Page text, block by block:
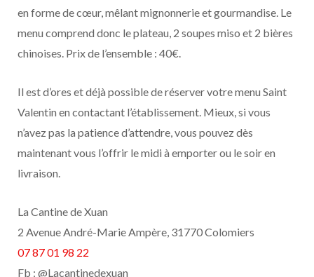
en forme de cœur, mêlant mignonnerie et gourmandise. Le
menu comprend donc le plateau, 2 soupes miso et 2 bières
chinoises. Prix de l’ensemble : 40€.
Il est d’ores et déjà possible de réserver votre menu Saint
Valentin en contactant l’établissement. Mieux, si vous
n’avez pas la patience d’attendre, vous pouvez dès
maintenant vous l’offrir le midi à emporter ou le soir en
livraison.
La Cantine de Xuan
2 Avenue André-Marie Ampère, 31770 Colomiers
07 87 01 98 22
Fb : @Lacantinedexuan